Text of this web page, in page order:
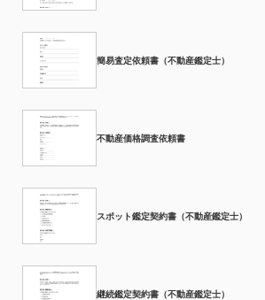
簡易査定依頼書（不動産鑑定士）
不動産価格調査依頼書
スポット鑑定契約書（不動産鑑定士）
継続鑑定契約書（不動産鑑定士）